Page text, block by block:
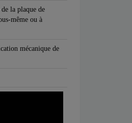
la plaque de
même ou à
mécanique de